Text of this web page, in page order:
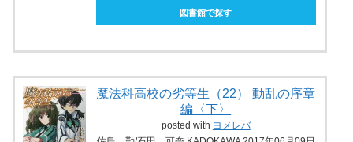
図書館で探す
魔法科高校の劣等生（22） 動乱の序章
編〈下〉
posted with ヨメレバ